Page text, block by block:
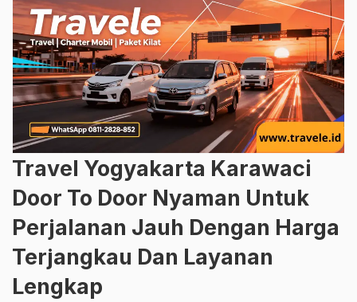
Travel Yogyakarta Karawaci
Door To Door Nyaman Untuk
Perjalanan Jauh Dengan Harga
Terjangkau Dan Layanan
Lengkap